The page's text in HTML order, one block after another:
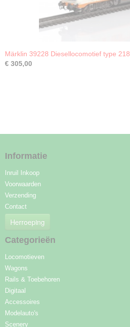
Märklin 39228 Diesellocomotief type 218
€ 305,00
Informatie
Inruil Inkoop
Voorwaarden
Verzending
Contact
Herroeping
Categorieën
Locomotieven
Wagons
Rails & Toebehoren
Digitaal
Accessoires
Modelauto's
Scenery